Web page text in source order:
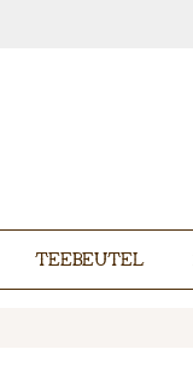
Teebeutel